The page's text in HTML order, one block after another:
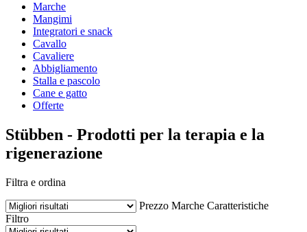
Marche
Mangimi
Integratori e snack
Cavallo
Cavaliere
Abbigliamento
Stalla e pascolo
Cane e gatto
Offerte
Stübben - Prodotti per la terapia e la
rigenerazione
Filtra e ordina
Prezzo Marche Caratteristiche
Filtro